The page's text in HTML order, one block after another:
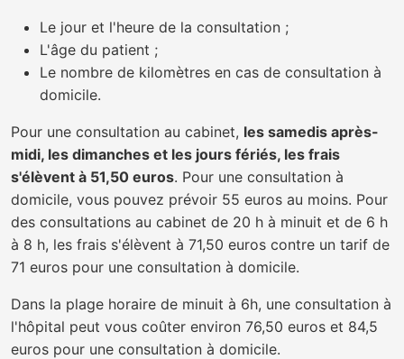
Le jour et l'heure de la consultation ;
L'âge du patient ;
Le nombre de kilomètres en cas de consultation à
domicile.
Pour une consultation au cabinet, les samedis après-
midi, les dimanches et les jours fériés, les frais
s'élèvent à 51,50 euros. Pour une consultation à
domicile, vous pouvez prévoir 55 euros au moins. Pour
des consultations au cabinet de 20 h à minuit et de 6 h
à 8 h, les frais s'élèvent à 71,50 euros contre un tarif de
71 euros pour une consultation à domicile.
Dans la plage horaire de minuit à 6h, une consultation à
l'hôpital peut vous coûter environ 76,50 euros et 84,5
euros pour une consultation à domicile.